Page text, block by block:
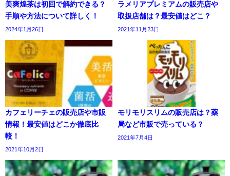
美爽煌茶は初回で解約できる？
手順や方法について詳しく！
2024年1月26日
ラメリアプレミアムの販売店や
取扱店舗は？最安値はどこ？
2021年11月23日
カフェリーチェの販売店や市販
情報！最安値はどこか徹底比
較！
2021年10月2日
モリモリスリムの販売店は？薬
局など市販で売っている？
2021年7月4日